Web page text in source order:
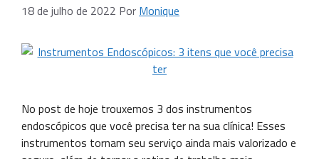
18 de julho de 2022 Por Monique
No post de hoje trouxemos 3 dos instrumentos
endoscópicos que você precisa ter na sua clínica! Esses
instrumentos tornam seu serviço ainda mais valorizado e